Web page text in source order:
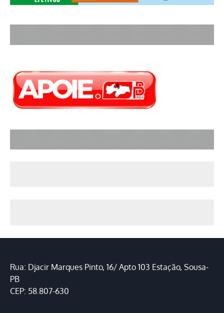
Rua: Djacir Marques Pinto, 16/ Apto 103 Estação, Sousa-
PB
CEP: 58.807-630